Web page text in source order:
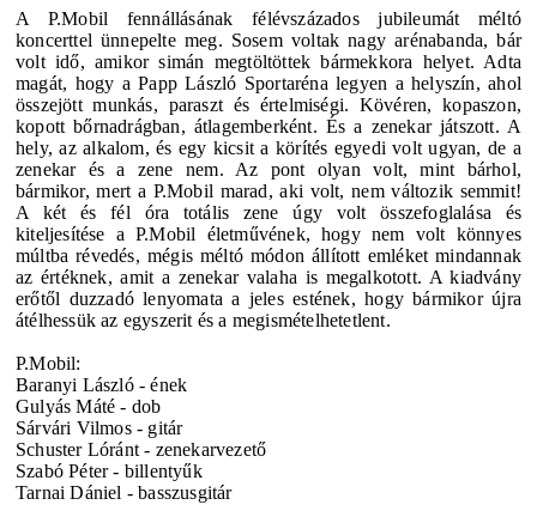
A P.Mobil fennállásának félévszázados jubileumát méltó
koncerttel ünnepelte meg. Sosem voltak nagy arénabanda, bár
volt idő, amikor simán megtöltöttek bármekkora helyet. Adta
magát, hogy a Papp László Sportaréna legyen a helyszín, ahol
összejött munkás, paraszt és értelmiségi. Kövéren, kopaszon,
kopott bőrnadrágban, átlagemberként. És a zenekar játszott. A
hely, az alkalom, és egy kicsit a körítés egyedi volt ugyan, de a
zenekar és a zene nem. Az pont olyan volt, mint bárhol,
bármikor, mert a P.Mobil marad, aki volt, nem változik semmit!
A két és fél óra totális zene úgy volt összefoglalása és
kiteljesítése a P.Mobil életművének, hogy nem volt könnyes
múltba révedés, mégis méltó módon állított emléket mindannak
az értéknek, amit a zenekar valaha is megalkotott. A kiadvány
erőtől duzzadó lenyomata a jeles estének, hogy bármikor újra
átélhessük az egyszerit és a megismételhetetlent.
P.Mobil:
Baranyi László - ének
Gulyás Máté - dob
Sárvári Vilmos - gitár
Schuster Lóránt - zenekarvezető
Szabó Péter - billentyűk
Tarnai Dániel - basszusgitár